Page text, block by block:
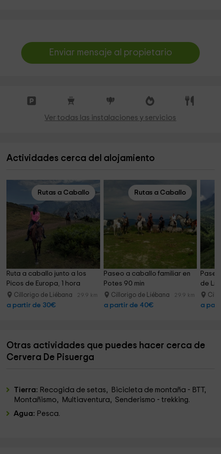
Enviar mensaje al propietario
Ver todas las instalaciones y servicios
Actividades cerca del alojamiento
Rutas a Caballo
Ruta a caballo junto a los
Picos de Europa, 1 hora
Cillorigo de Liébana 29.9 km
a partir de 30€
Rutas a Caballo
Paseo a caballo familiar en
Potes 90 min
Cillorigo de Liébana 29.9 km
a partir de 40€
de
a
Otras actividades que puedes hacer cerca de
Cervera De Pisuerga
Tierra: Recogida de setas, Bicicleta de montaña - BTT,
Montañismo, Multiaventura, Senderismo - trekking.
Agua: Pesca.